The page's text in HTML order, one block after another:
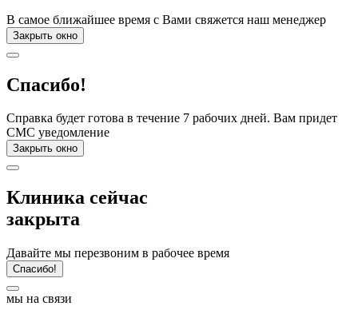
В самое ближайшее время с Вами свяжется наш менеджер
Закрыть окно
Спасибо!
Справка будет готова в течение 7 рабочих дней. Вам придет
СМС уведомление
Закрыть окно
Клиника сейчас
закрыта
Давайте мы перезвоним в рабочее время
Спасибо!
мы на связи